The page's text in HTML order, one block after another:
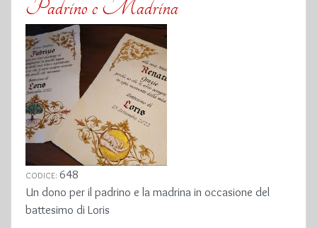
Padrino e Madrina
CODICE: 648
Un dono per il padrino e la madrina in occasione del
battesimo di Loris